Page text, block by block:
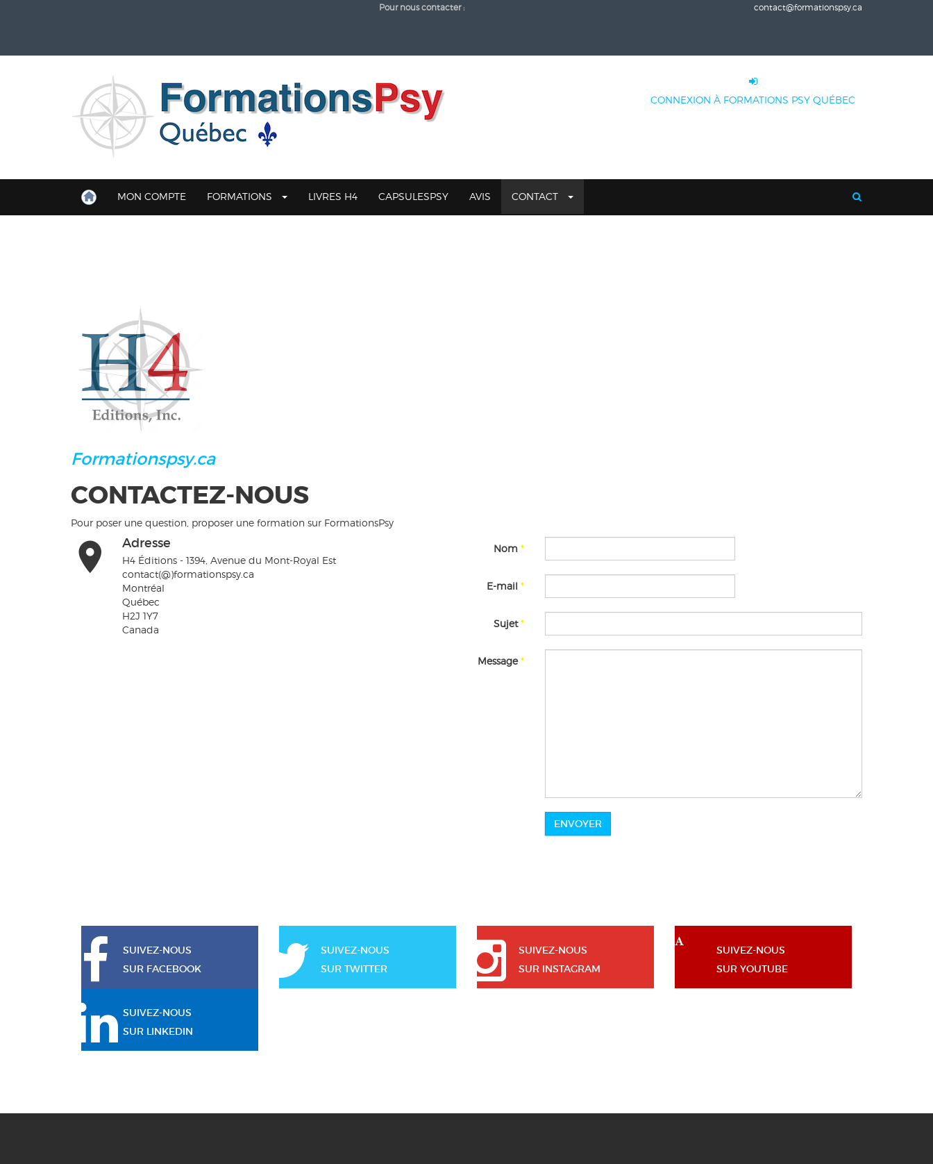
Pour nous contacter : contact@formationspsy.ca
CONNEXION À FORMATIONS PSY QUÉBEC
MON COMPTE FORMATIONS LIVRES H4 CAPSULESPSY AVIS CONTACT
Formationspsy.ca
CONTACTEZ-NOUS
Pour poser une question, proposer une formation sur FormationsPsy
Adresse
H4 Éditions - 1394, Avenue du Mont-Royal Est
contact(@)formationspsy.ca
Montréal
Québec
H2J 1Y7
Canada
Nom *
E-mail *
Sujet*
Message*
ENVOYER
SUIVEZ-NOUS
SUR FACEBOOK
SUIVEZ-NOUS
SUR TWITTER
SUIVEZ-NOUS
SUR INSTAGRAM
SUIVEZ-NOUS
SUR YOUTUBE
SUIVEZ-NOUS
SUR LINKEDIN